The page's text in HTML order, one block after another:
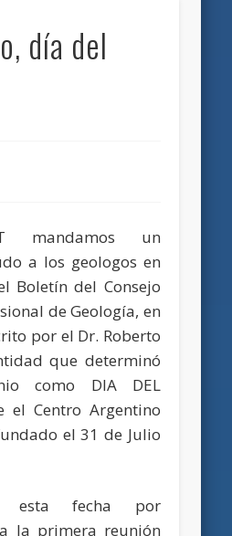
día del
mandamos un
a los geologos en
Boletín del Consejo
de Geología, en
por el Dr. Roberto
que determinó
como DIA DEL
el Centro Argentino
el 31 de Julio
esta fecha por
la primera reunión